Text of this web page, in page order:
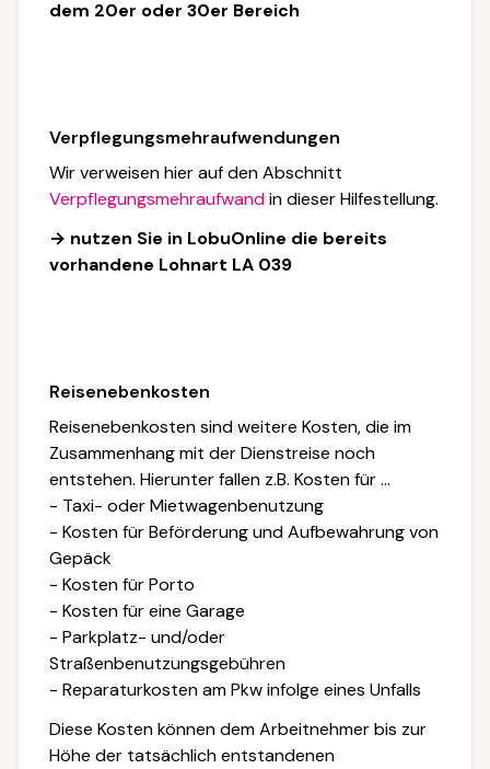
dem 20er oder 30er Bereich
Verpflegungsmehraufwendungen
Wir verweisen hier auf den Abschnitt
Verpflegungsmehraufwandin dieser Hilfestellung.
→ nutzen Sie in LobuOnline die bereits
vorhandene Lohnart LA 039
Reisenebenkosten
Reisenebenkosten sind weitere Kosten, die im
Zusammenhang mit der Dienstreise noch
entstehen. Hierunter fallen z.B. Kosten für ...
- Taxi- oder Mietwagenbenutzung
- Kosten für Beförderung und Aufbewahrung von
Gepäck
- Kosten für Porto
- Kosten für eine Garage
- Parkplatz- und/oder
Straßenbenutzungsgebühren
- Reparaturkosten am Pkw infolge eines Unfalls
Diese Kosten können dem Arbeitnehmer bis zur
Höhe der tatsächlich entstandenen